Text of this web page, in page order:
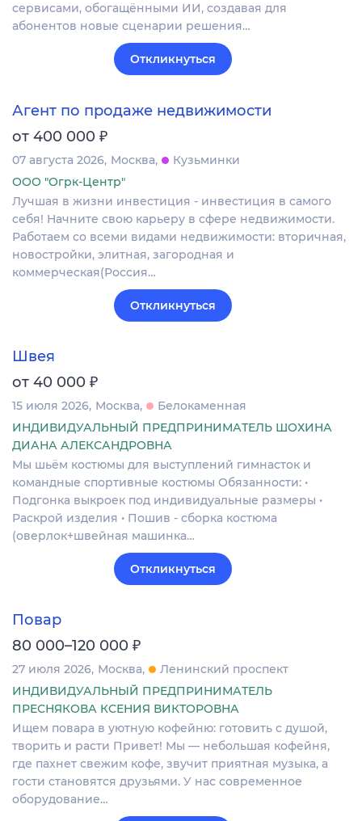
сервисами, обогащёнными ИИ, создавая для
абонентов новые сценарии решения…
Откликнуться
Агент по продаже недвижимости
от 400 000 ₽
07 августа 2026 Москва
Кузьминки
ООО "Огрк-Центр"
Лучшая в жизни инвестиция - инвестиция в самого
себя! Начните свою карьеру в сфере недвижимости.
Работаем со всеми видами недвижимости: вторичная,
новостройки, элитная, загородная и
коммерческая(Россия…
Откликнуться
Швея
от 40 000 ₽
15 июля 2026 Москва
Белокаменная
ИНДИВИДУАЛЬНЫЙ ПРЕДПРИНИМАТЕЛЬ ШОХИНА
ДИАНА АЛЕКСАНДРОВНА
Мы шьём костюмы для выступлений гимнасток и
командные спортивные костюмы Обязанности: •
Подгонка выкроек под индивидуальные размеры •
Раскрой изделия • Пошив - сборка костюма
(оверлок+швейная машинка…
Откликнуться
Повар
80 000–120 000 ₽
27 июля 2026 Москва
Ленинский проспект
ИНДИВИДУАЛЬНЫЙ ПРЕДПРИНИМАТЕЛЬ
ПРЕСНЯКОВА КСЕНИЯ ВИКТОРОВНА
Ищем повара в уютную кофейню: готовить с душой,
творить и расти Привет! Мы — небольшая кофейня,
где пахнет свежим кофе, звучит приятная музыка, а
гости становятся друзьями. У нас современное
оборудование…